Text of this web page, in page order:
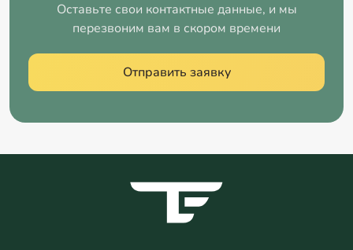
Оставьте свои контактные данные, и мы
перезвоним вам в скором времени
Отправить заявку